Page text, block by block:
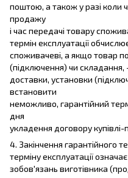
поштою, а також у разі коли
продажу
і час передачі товару
термін експлуатації
споживачеві, а якщо товар
(підключення) чи складання,
доставки, установки
встановити
неможливо, гарантійний
дня
укладення договору
4. Закінчення гарантійного
терміну експлуатації
зобов'язань виготівника